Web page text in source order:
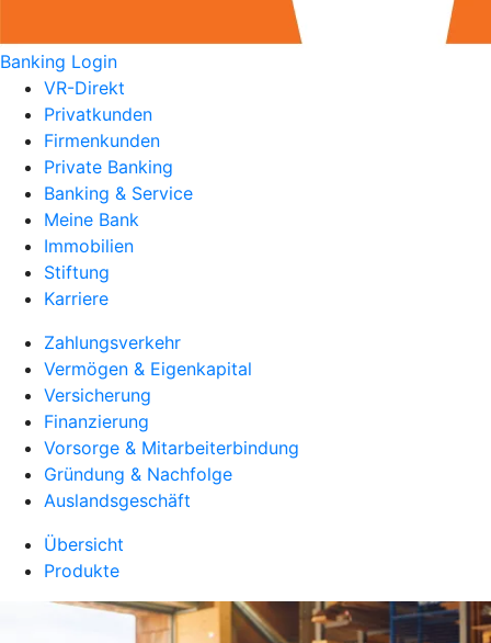
Banking Login
VR-Direkt
Privatkunden
Firmenkunden
Private Banking
Banking & Service
Meine Bank
Immobilien
Stiftung
Karriere
Zahlungsverkehr
Vermögen & Eigenkapital
Versicherung
Finanzierung
Vorsorge & Mitarbeiterbindung
Gründung & Nachfolge
Auslandsgeschäft
Übersicht
Produkte